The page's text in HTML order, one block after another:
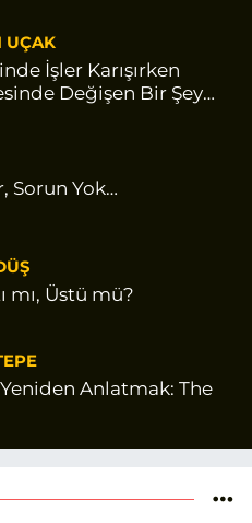
UÇAK
İşler Karışırken
Değişen Bir Şey
Sorun Yok…
mı, Üstü mü?
Anlatmak: The